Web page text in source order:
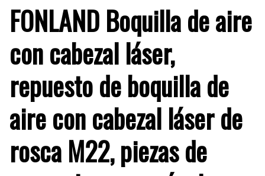
FONLAND Boquilla de aire
con cabezal láser,
repuesto de boquilla de
aire con cabezal láser de
rosca M22, piezas de